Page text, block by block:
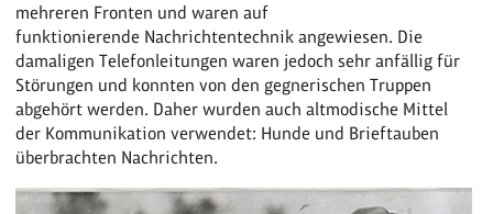
mehreren Fronten und waren auf
funktionierende Nachrichtentechnik angewiesen. Die
damaligen Telefonleitungen waren jedoch sehr anfällig für
Störungen und konnten von den gegnerischen Truppen
abgehört werden. Daher wurden auch altmodische Mittel
der Kommunikation verwendet: Hunde und Brieftauben
überbrachten Nachrichten.